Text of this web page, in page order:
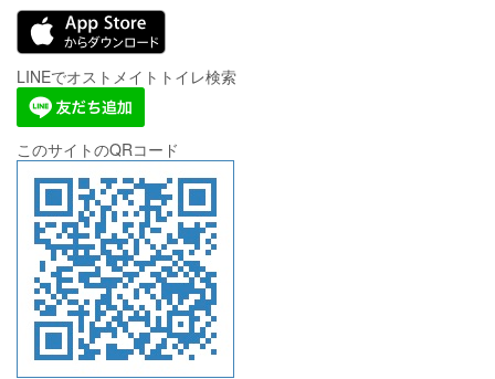
LINEでオストメイトトイレ検索
このサイトのQRコード